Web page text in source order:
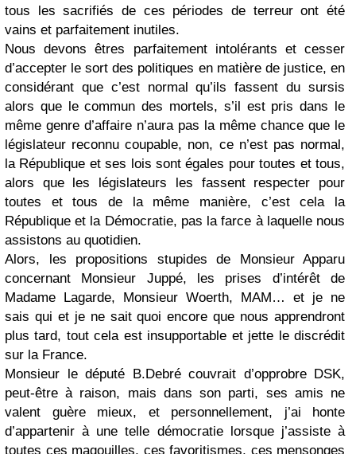
tous les sacrifiés de ces périodes de terreur ont été
vains et parfaitement inutiles.
Nous devons êtres parfaitement intolérants et cesser
d’accepter le sort des politiques en matière de justice, en
considérant que c’est normal qu’ils fassent du sursis
alors que le commun des mortels, s’il est pris dans le
même genre d’affaire n’aura pas la même chance que le
législateur reconnu coupable, non, ce n’est pas normal,
la République et ses lois sont égales pour toutes et tous,
alors que les législateurs les fassent respecter pour
toutes et tous de la même manière, c’est cela la
République et la Démocratie, pas la farce à laquelle nous
assistons au quotidien.
Alors, les propositions stupides de Monsieur Apparu
concernant Monsieur Juppé, les prises d’intérêt de
Madame Lagarde, Monsieur Woerth, MAM… et je ne
sais qui et je ne sait quoi encore que nous apprendront
plus tard, tout cela est insupportable et jette le discrédit
sur la France.
Monsieur le député B.Debré couvrait d’opprobre DSK,
peut-être à raison, mais dans son parti, ses amis ne
valent guère mieux, et personnellement, j’ai honte
d’appartenir à une telle démocratie lorsque j’assiste à
toutes ces magouilles, ces favoritismes, ces mensonges